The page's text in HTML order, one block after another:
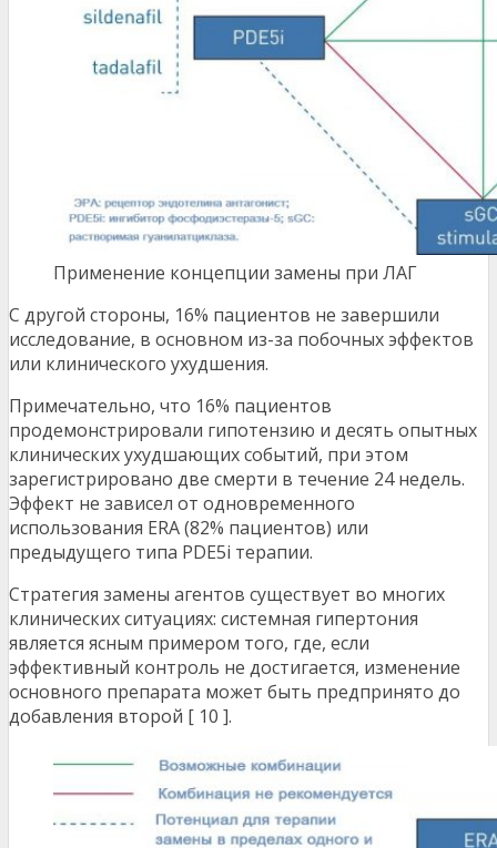
Применение концепции замены при ЛАГ
С другой стороны, 16% пациентов не завершили
исследование, в основном из-за побочных эффектов
или клинического ухудшения.
Примечательно, что 16% пациентов
продемонстрировали гипотензию и десять опытных
клинических ухудшающих событий, при этом
зарегистрировано две смерти в течение 24 недель.
Эффект не зависел от одновременного
использования ERA (82% пациентов) или
предыдущего типа PDE5i терапии.
Стратегия замены агентов существует во многих
клинических ситуациях: системная гипертония
является ясным примером того, где, если
эффективный контроль не достигается, изменение
основного препарата может быть предпринято до
добавления второй [ 10 ].